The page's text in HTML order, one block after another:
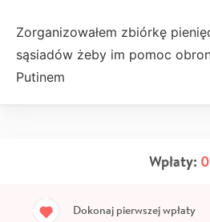
Zorganizowałem zbiórkę
sąsiadów żeby im pomoc
Putinem
Wpłaty: 0
Dokonaj pierwszej wpłaty